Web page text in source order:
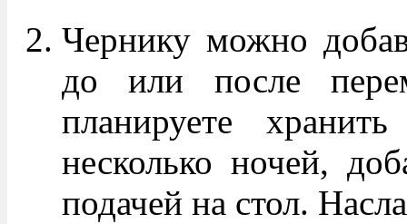
Чернику можно
до или после
планируете
несколько ночей,
подачей на стол.